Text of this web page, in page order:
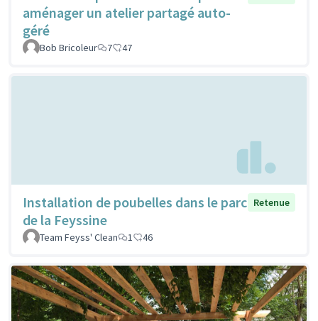
aménager un atelier partagé auto-
géré
Bob Bricoleur 7 47
Installation de poubelles dans le parc
de la Feyssine
Retenue
Team Feyss' Clean 1 46